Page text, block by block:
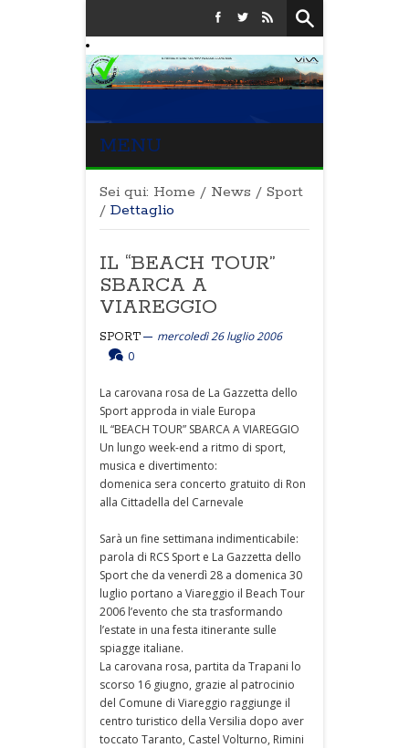
MENU
Sei qui: Home / News / Sport
/ Dettaglio
IL “BEACH TOUR”
SBARCA A
VIAREGGIO
SPORT
mercoledì 26 luglio 2006
0
La carovana rosa de La Gazzetta dello
Sport approda in viale Europa
IL “BEACH TOUR” SBARCA A VIAREGGIO
Un lungo week-end a ritmo di sport,
musica e divertimento:
domenica sera concerto gratuito di Ron
alla Cittadella del Carnevale
Sarà un fine settimana indimenticabile:
parola di RCS Sport e La Gazzetta dello
Sport che da venerdì 28 a domenica 30
luglio portano a Viareggio il Beach Tour
2006 l’evento che sta trasformando
l’estate in una festa itinerante sulle
spiagge italiane.
La carovana rosa, partita da Trapani lo
scorso 16 giugno, grazie al patrocinio
del Comune di Viareggio raggiunge il
centro turistico della Versilia dopo aver
toccato Taranto, Castel Volturno, Rimini